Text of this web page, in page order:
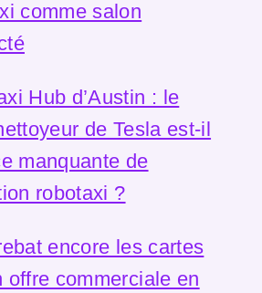
comme salon
Hub d’Austin : le
de Tesla est-il
manquante de
robotaxi ?
encore les cartes
offre commerciale en